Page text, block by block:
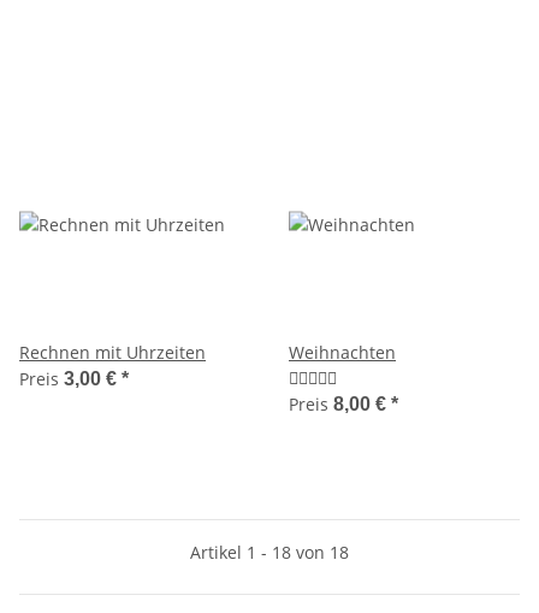
Rechnen mit Uhrzeiten
Preis 3,00 € *
Weihnachten
Preis 8,00 € *
Artikel 1 - 18 von 18